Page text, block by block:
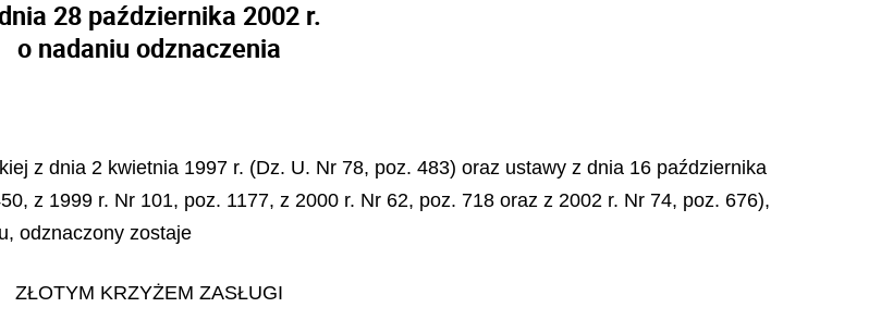
28 października 2002 r.
o nadaniu odznaczenia
z dnia 2 kwietnia 1997 r. (Dz. U. Nr 78, poz. 483) oraz ustawy z dnia 16 października
z 1999 r. Nr 101, poz. 1177, z 2000 r. Nr 62, poz. 718 oraz z 2002 r. Nr 74, poz. 676),
odznaczony zostaje
ZŁOTYM KRZYŻEM ZASŁUGI